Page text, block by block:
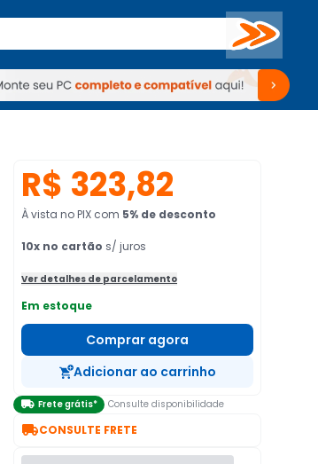
Buscar
Periféricos TV Venda no KaBuM!
TV Venda no KaBuM!
R$ 323,82
À vista no PIX com 5% de desconto
10x no cartão s/ juros
Ver detalhes de parcelamento
Em estoque
Comprar agora
Adicionar ao carrinho
 Frete grátis* Consulte disponibilidade
CONSULTE FRETE